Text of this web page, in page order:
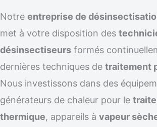
Notre entreprise de
met à votre disposition des
désinsectiseurs formés
dernières techniques de traitement
Nous investissons dans des
générateurs de chaleur pour le
thermique, appareils à vapeur